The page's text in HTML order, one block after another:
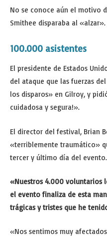
No se conoce aún el motivo
Smithee disparaba al «alzar».
100.000 asistentes
El presidente de Estados
del ataque que las fuerzas
los disparos» en Gilroy, y
cuidadosa y segura!».
El director del festival, Brian
«terriblemente traumático»
tercer y último día del evento.
«Nuestros 4.000 voluntarios
el evento finaliza de esta
trágicas y tristes que he
«Nos sentimos muy